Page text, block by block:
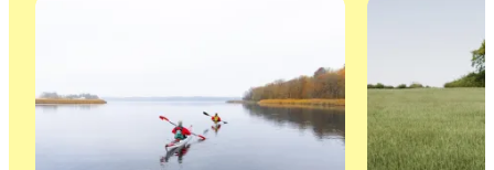
Naturoplevelser på Sjælland Sarah Green